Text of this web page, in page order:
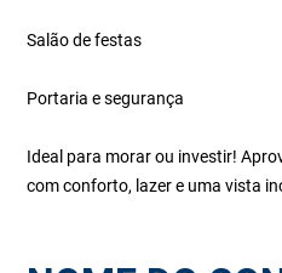
Salão de festas
Portaria e segurança
Ideal para morar ou investir!
com conforto, lazer e uma vista